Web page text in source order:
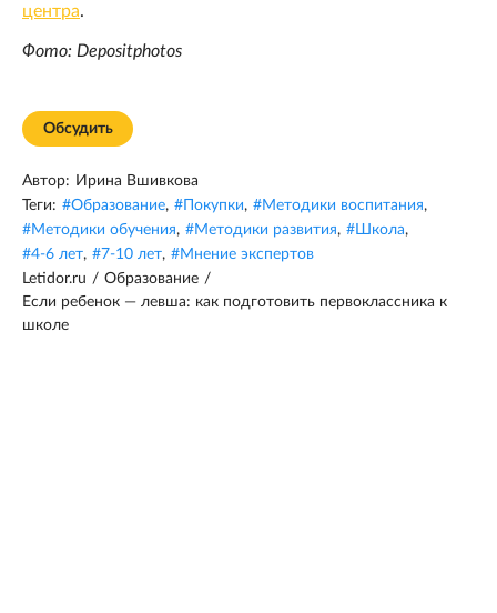
центра.
Фото: Depositphotos
Обсудить
Автор: Ирина Вшивкова
Теги: #Образование, # Покупки, #Методики воспитания,
#Методики обучения, #Методики развития, #Школа,
#4-6 лет, #7-10 лет, #Мнение экспертов
Letidor.ru / Образование /
Если ребенок — левша: как подготовить первоклассника к
школе